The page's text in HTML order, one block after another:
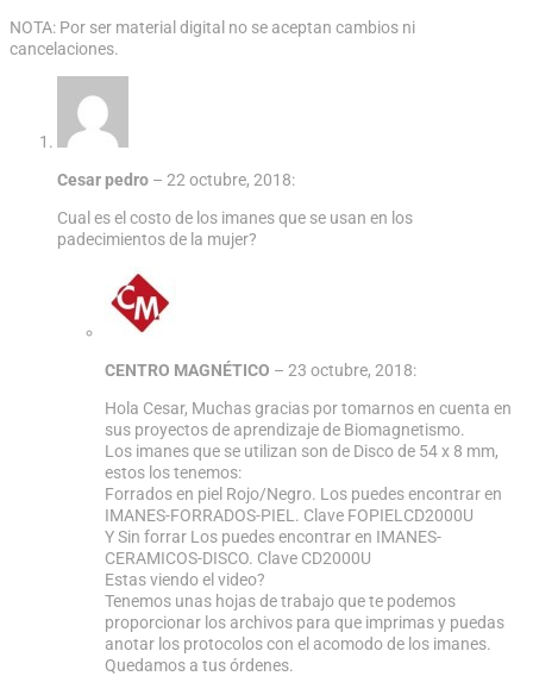
NOTA: Por ser material digital no se aceptan cambios ni
cancelaciones.
Cesar pedro – 22 octubre, 2018:
Cual es el costo de los imanes que se usan en los
padecimientos de la mujer?
CENTRO MAGNÉTICO – 23 octubre, 2018:
Hola Cesar, Muchas gracias por tomarnos en cuenta en
sus proyectos de aprendizaje de Biomagnetismo.
Los imanes que se utilizan son de Disco de 54 x 8 mm,
estos los tenemos:
Forrados en piel Rojo/Negro. Los puedes encontrar en
IMANES-FORRADOS-PIEL. Clave FOPIELCD2000U
Y Sin forrar Los puedes encontrar en IMANES-
CERAMICOS-DISCO. Clave CD2000U
Estas viendo el video?
Tenemos unas hojas de trabajo que te podemos
proporcionar los archivos para que imprimas y puedas
anotar los protocolos con el acomodo de los imanes.
Quedamos a tus órdenes.